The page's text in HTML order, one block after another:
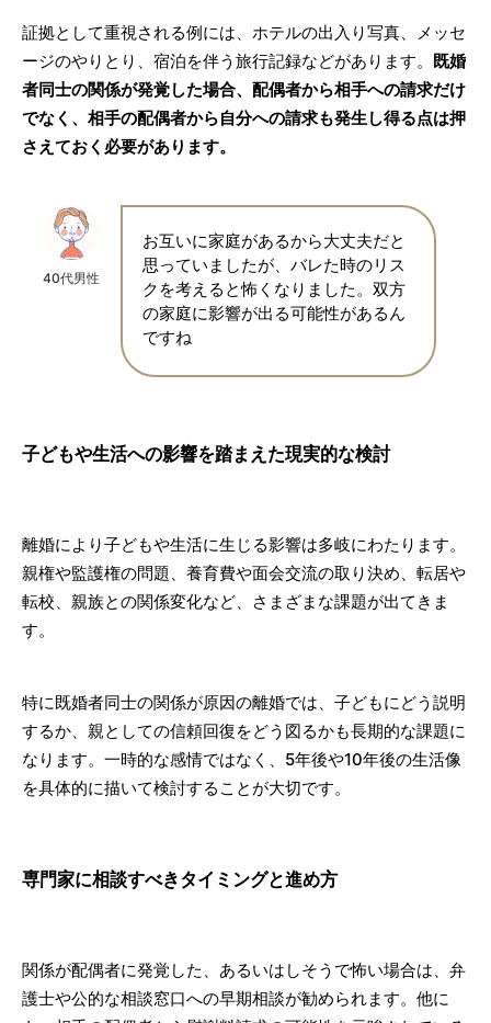
証拠として重視される例には、ホテルの出入り写真、メッセ
ージのやりとり、宿泊を伴う旅行記録などがあります。 既婚
者同士の関係が発覚した場合、配偶者から相手への請求だけ
でなく、相手の配偶者から自分への請求も発生し得る点は押
さえておく必要があります。
40代男性
お互いに家庭があるから大丈夫だと
思っていましたが、バレた時のリス
クを考えると怖くなりました。双方
の家庭に影響が出る可能性があるん
ですね
子どもや生活への影響を踏まえた現実的な検討
離婚により子どもや生活に生じる影響は多岐にわたります。
親権や監護権の問題、養育費や面会交流の取り決め、転居や
転校、親族との関係変化など、さまざまな課題が出てきま
す。
特に既婚者同士の関係が原因の離婚では、子どもにどう説明
するか、親としての信頼回復をどう図るかも長期的な課題に
なります。一時的な感情ではなく、5年後や10年後の生活像
を具体的に描いて検討することが大切です。
専門家に相談すべきタイミングと進め方
関係が配偶者に発覚した、あるいはしそうで怖い場合は、弁
護士や公的な相談窓口への早期相談が勧められます。他に